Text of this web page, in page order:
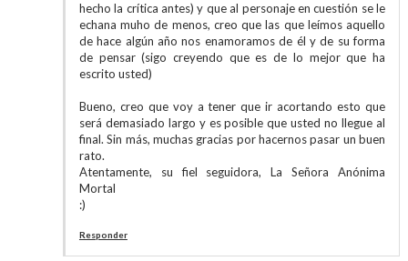
hecho la crítica antes) y que al personaje en cuestión se le
echana muho de menos, creo que las que leímos aquello
de hace algún año nos enamoramos de él y de su forma
de pensar (sigo creyendo que es de lo mejor que ha
escrito usted)
Bueno, creo que voy a tener que ir acortando esto que
será demasiado largo y es posible que usted no llegue al
final. Sin más, muchas gracias por hacernos pasar un buen
rato.
Atentamente, su fiel seguidora, La Señora Anónima
Mortal
:)
Responder